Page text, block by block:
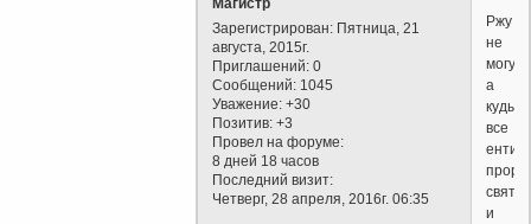
Магистр
Зарегистрирован: Пятница, 21
августа, 2015г.
Приглашений: 0
Сообщений: 1045
Уважение: +30
Позитив: +3
Провел на форуме:
8 дней 18 часов
Последний визит:
Четверг, 28 апреля, 2016г. 06:35
Ржу
не
могу
а
куды
все
енти
и